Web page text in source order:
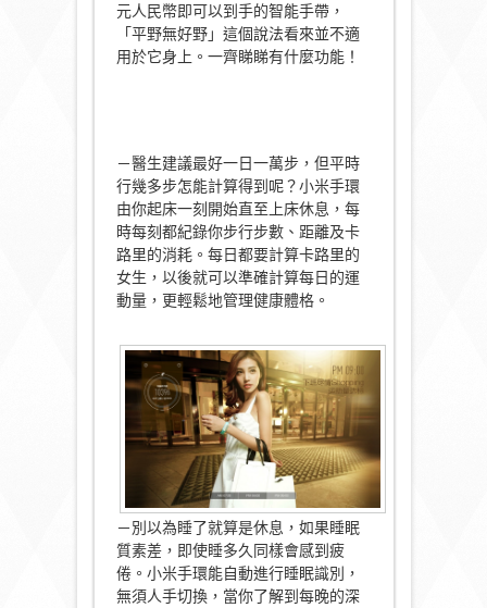
元人民幣即可以到手的智能手帶，
「平野無好野」這個說法看來並不適
用於它身上。一齊睇睇有什麼功能！
－醫生建議最好一日一萬步，但平時
行幾多步怎能計算得到呢？小米手環
由你起床一刻開始直至上床休息，每
時每刻都紀錄你步行步數、距離及卡
路里的消耗。每日都要計算卡路里的
女生，以後就可以準確計算每日的運
動量，更輕鬆地管理健康體格。
－別以為睡了就算是休息，如果睡眠
質素差，即使睡多久同樣會感到疲
倦。小米手環能自動進行睡眠識別，
無須人手切換，當你了解到每晚的深